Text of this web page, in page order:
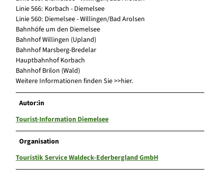
Linie 566: Korbach - Diemelsee
Linie 560: Diemelsee - Willingen/Bad Arolsen
Bahnhöfe um den Diemelsee
Bahnhof Willingen (Upland)
Bahnhof Marsberg-Bredelar
Hauptbahnhof Korbach
Bahnhof Brilon (Wald)
Weitere Informationen finden Sie >>hier.
Autor:in
Tourist-Information Diemelsee
Organisation
Touristik Service Waldeck-Ederbergland GmbH